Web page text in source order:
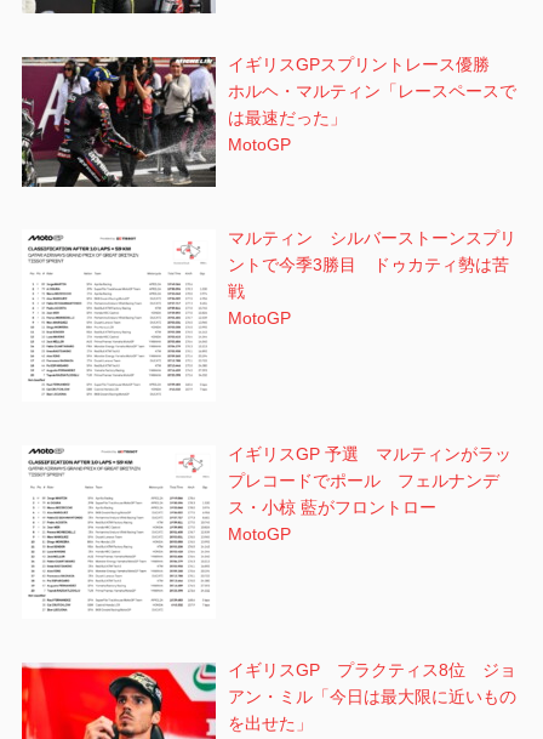
イギリスGPスプリントレース優勝
ホルヘ・マルティン「レースペースで
は最速だった」
MotoGP
マルティン シルバーストーンスプリ
ントで今季3勝目 ドゥカティ勢は苦
戦
MotoGP
イギリスGP 予選 マルティンがラッ
プレコードでポール フェルナンデ
ス・小椋 藍がフロントロー
MotoGP
イギリスGP プラクティス8位 ジョ
アン・ミル「今日は最大限に近いもの
を出せた」